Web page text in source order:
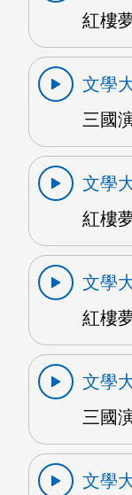
紅樓
文學
三國
文學
紅樓
文學
紅樓
文學
三國
文學